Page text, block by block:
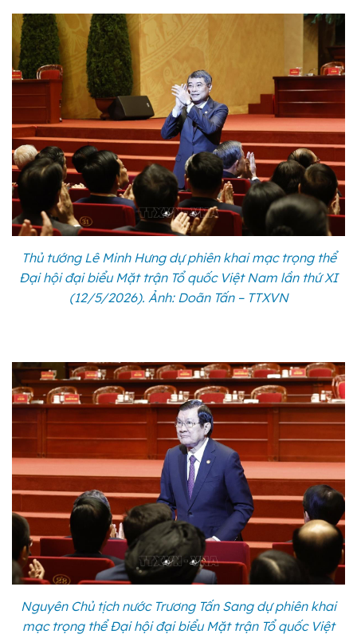
Thủ tướng Lê Minh Hưng dự phiên khai mạc trọng thể
Đại hội đại biểu Mặt trận Tổ quốc Việt Nam lần thứ XI
(12/5/2026). Ảnh: Doãn Tấn – TTXVN
Nguyên Chủ tịch nước Trương Tấn Sang dự phiên khai
mạc trọng thể Đại hội đại biểu Mặt trận Tổ quốc Việt